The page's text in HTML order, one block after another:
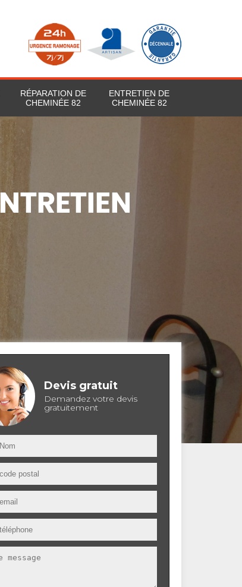
RÉPARATION DE
CHEMINÉE 82
ENTRETIEN DE
CHEMINÉE 82
Devis gratuit
Demandez votre devis
gratuitement